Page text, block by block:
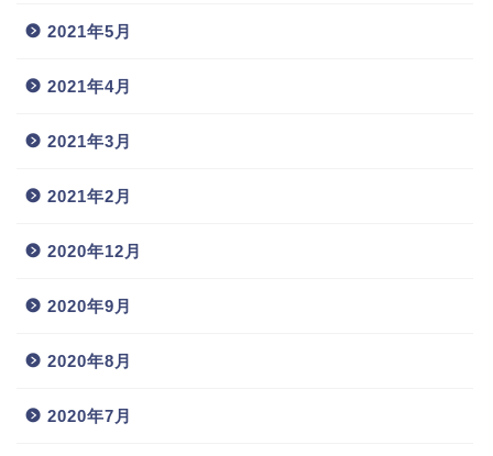
2021年5月
2021年4月
2021年3月
2021年2月
2020年12月
2020年9月
2020年8月
2020年7月